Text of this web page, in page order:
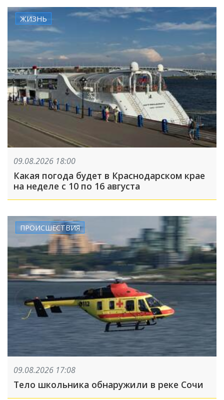
ЖИЗНЬ
09.08.2026 18:00
Какая погода будет в Краснодарском крае
на неделе с 10 по 16 августа
ПРОИСШЕСТВИЯ
09.08.2026 17:08
Тело школьника обнаружили в реке Сочи